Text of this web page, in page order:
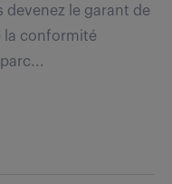
le garant de
la conformité